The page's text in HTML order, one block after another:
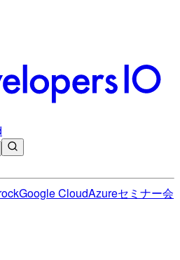
Google CloudAzureセミナー会